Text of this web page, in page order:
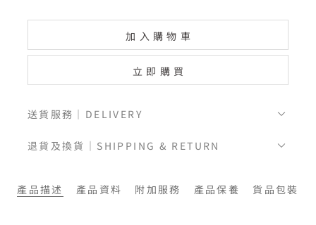
加入購物車
立即購買
送貨服務｜DELIVERY
退貨及換貨｜SHIPPING & RETURN
產品描述 產品資料 附加服務 產品保養 貨品包裝